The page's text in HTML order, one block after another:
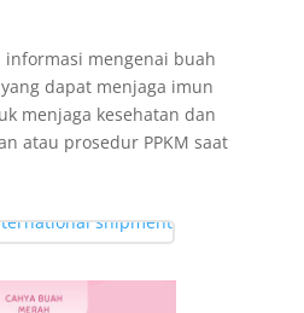
informasi mengenai buah
dapat menjaga imun
menjaga kesehatan dan
atau prosedur PPKM saat